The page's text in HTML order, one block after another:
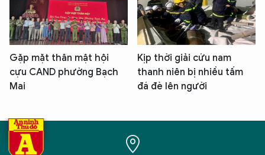
Gặp mặt thân mật hội
cựu CAND phường Bạch
Mai
Kịp thời giải cứu nam
thanh niên bị nhiều tấm
đá đè lên người